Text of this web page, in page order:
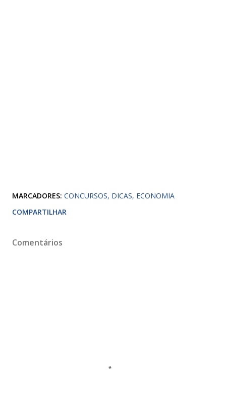
MARCADORES: CONCURSOS DICAS ECONOMIA
COMPARTILHAR
Comentários